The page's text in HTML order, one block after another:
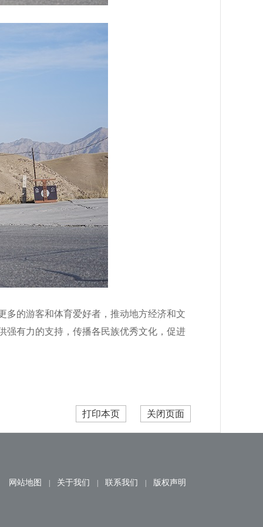
多的游客和体育爱好者，推动地方经济和文
强有力的支持， 传播各民族优秀文化， 促进
打印本页 关闭页面
网站地图 关于我们 联系我们 版权声明